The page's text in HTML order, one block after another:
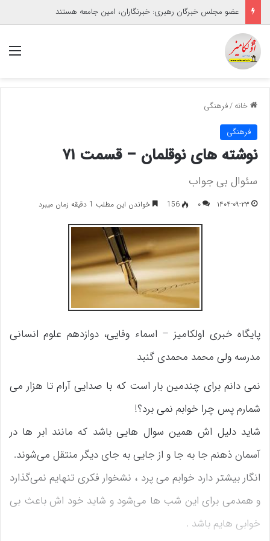
عضو مجلس خبرگان رهبری: خبرنگاران، امین جامعه هستند
خانه/فرهنگی
فرهنگی
نوشته های نوقلمان – قسمت ۷۱
سئوال بی جواب
۱۴۰۴-۰۹-۲۳ ۰ 156 خواندن این مطلب 1 دقیقه زمان میبرد
پایگاه خبری اولکامیز – اسماء وفایی، دوازدهم علوم انسانی
مدرسه ولی محمد محمدی گنبد
نمی دانم برای چندمین بار است که با صدایی آرام تا هزار می
شمارم پس چرا خوابم نمی برد؟!
شاید دلیل اش همین سوال هایی باشد که مانند ابر ها در
آسمان ذهنم جا به جا و از جایی به جای دیگر منتقل می‌شوند.
انگار بیشتر دارد خوابم می پرد ، نشخوار فکری تنهایم نمی‌گذارد
و همدمی برای این شب ها می‌شود و شاید خود اش باعث بی
خوابی هایم باشد .